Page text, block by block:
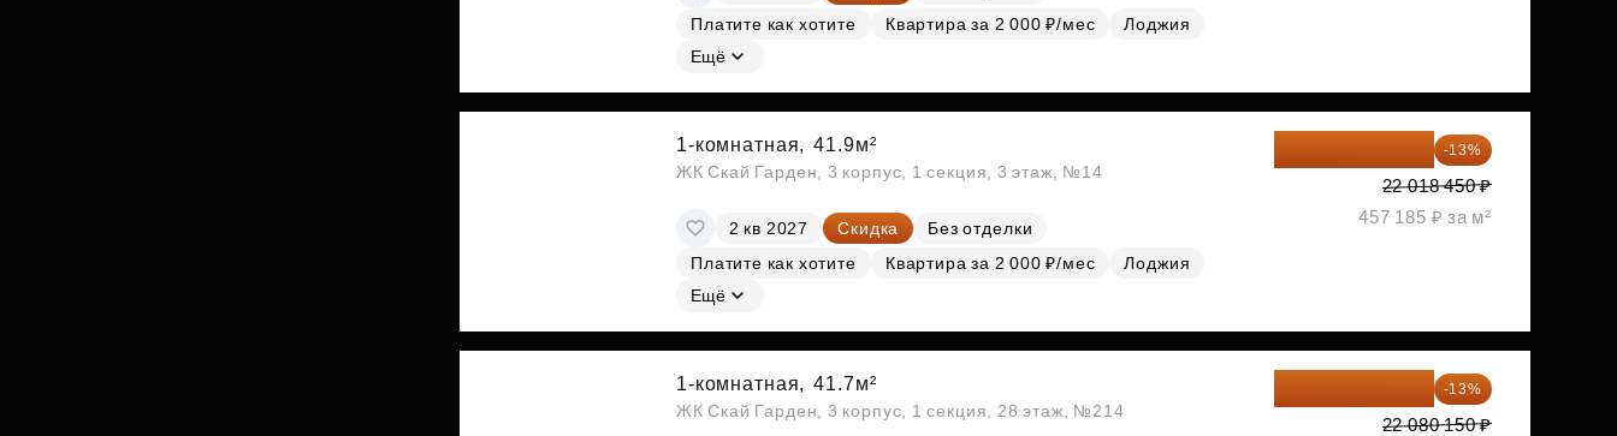
Платите как хотите
Квартира за 2 000 ₽/мес
Лоджия
Ещё
1-комнатная, 41.9м²
ЖК Скай Гарден, 3 корпус, 1 секция, 3 этаж, №14
2 кв 2027 Скидка
Без отделки
Платите как хотите
Квартира за 2 000 ₽/мес
Лоджия
Ещё
-13%
22 018 450 ₽
457 185 ₽ за м²
1-комнатная, 41.7м²
ЖК Скай Гарден, 3 корпус, 1 секция, 28 этаж, №214
-13%
22 080 150 ₽